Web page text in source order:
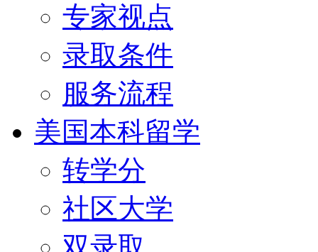
专家视点
录取条件
服务流程
美国本科留学
转学分
社区大学